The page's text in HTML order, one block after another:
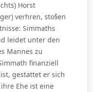
Horst
verhren, sto§en
Simmaths
leidet unter den
Mannes zu
finanziell
ist, gestattet er sich
Ehe ist eine